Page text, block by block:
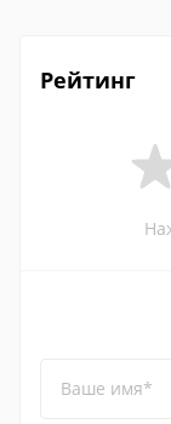
Рейтинг
Ваше имя*